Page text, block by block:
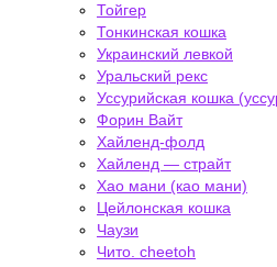
Тойгер
Тонкинская кошка
Украинский левкой
Уральский рекс
Уссурийская кошка
Форин Вайт
Хайленд-фолд
Хайленд — страйт
Хао мани (као мани)
Цейлонская кошка
Чаузи
Чито. cheetoh